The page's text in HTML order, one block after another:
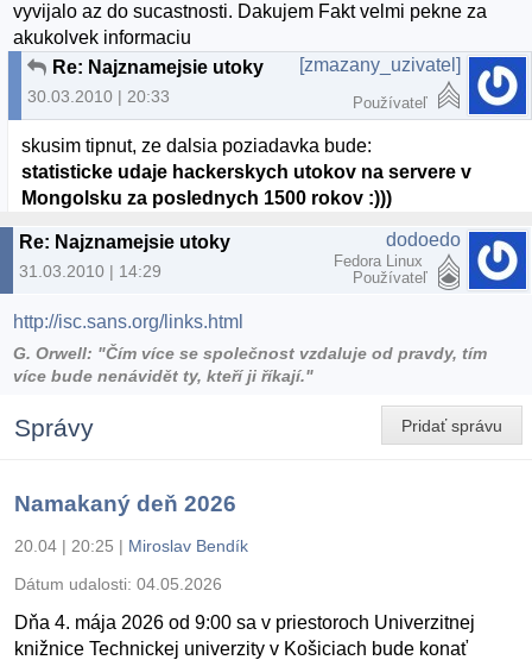
vyvijalo az do sucastnosti. Dakujem Fakt velmi pekne za
akukolvek informaciu
Re: Najznamejsie utoky
30.03.2010 | 20:33
[zmazany_uzivatel]
Používateľ
skusim tipnut, ze dalsia poziadavka bude:
statisticke udaje hackerskych utokov na servere v
Mongolsku za poslednych 1500 rokov :)))
Re: Najznamejsie utoky
31.03.2010 | 14:29
dodoedo
Fedora Linux
Používateľ
http://isc.sans.org/links.html
G. Orwell: "Čím více se společnost vzdaluje od pravdy, tím
více bude nenávidět ty, kteří ji říkají."
Pridať správu
Správy
Namakaný deň 2026
20.04 | 20:25 | Miroslav Bendík
Dátum udalosti: 04.05.2026
Dňa 4. mája 2026 od 9:00 sa v priestoroch Univerzitnej
knižnice Technickej univerzity v Košiciach bude konať